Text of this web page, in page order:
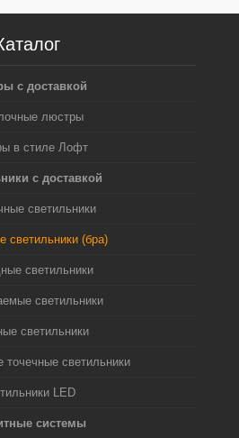
с доставкой
люстры
в стиле Лофт
с доставкой
светильники
светильники (бра)
светильники
светильники
светильники
точечные светильники
LED
системы